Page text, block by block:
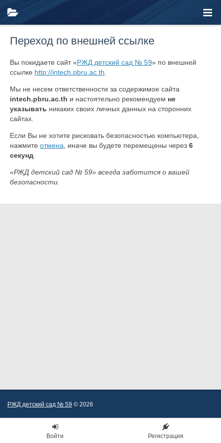
Переход по внешней ссылке
Вы покидаете сайт «РЖД детский сад № 59» по внешней
ссылке http://intech.pbru.ac.th
Мы не несем ответственности за содержимое сайта
intech.pbru.ac.th и настоятельно рекомендуем не
указывать никаких своих личных данных на сторонних
сайтах.
Если Вы не хотите рисковать безопасностью компьютера,
нажмите отмена , иначе вы будете перемещены через 6
секунд
«РЖД детский сад № 59» всегда заботится о вашей
безопасности.
РЖД детский сад № 59 © 2026
Войти Регистрация